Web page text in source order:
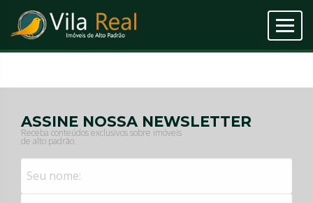
ASSINE NOSSA NEWSLETTER
Receba conteúdos exclusivos sobre imóveis
de alto padrão.